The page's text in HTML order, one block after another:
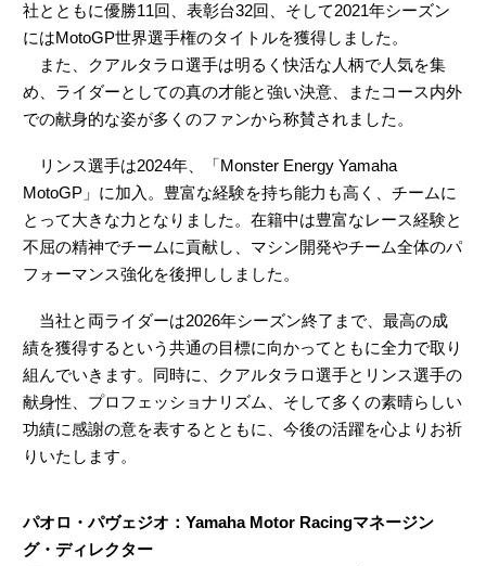
社とともに優勝11回、表彰台32回、そして2021年シーズン
にはMotoGP世界選手権のタイトルを獲得しました。
また、クアルタラロ選手は明るく快活な人柄で人気を集
め、ライダーとしての真の才能と強い決意、またコース内外
での献身的な姿が多くのファンから称賛されました。
リンス選手は2024年、「Monster Energy Yamaha
MotoGP」に加入。豊富な経験を持ち能力も高く、チームに
とって大きな力となりました。在籍中は豊富なレース経験と
不屈の精神でチームに貢献し、マシン開発やチーム全体のパ
フォーマンス強化を後押ししました。
当社と両ライダーは2026年シーズン終了まで、最高の成
績を獲得するという共通の目標に向かってともに全力で取り
組んでいきます。同時に、クアルタラロ選手とリンス選手の
献身性、プロフェッショナリズム、そして多くの素晴らしい
功績に感謝の意を表するとともに、今後の活躍を心よりお祈
りいたします。
パオロ・パヴェジオ：Yamaha Motor Racingマネージン
グ・ディレクター